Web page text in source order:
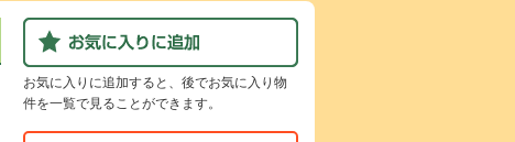
お気に入りに追加すると、後でお気に入り物
件を一覧で見ることができます。